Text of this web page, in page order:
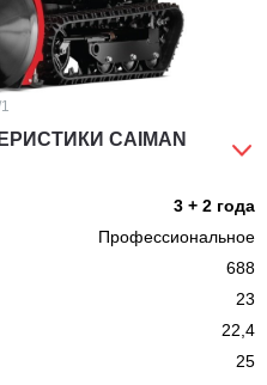
CAIMAN
3 + 2 года
Профессиональное
688
23
22,4
25